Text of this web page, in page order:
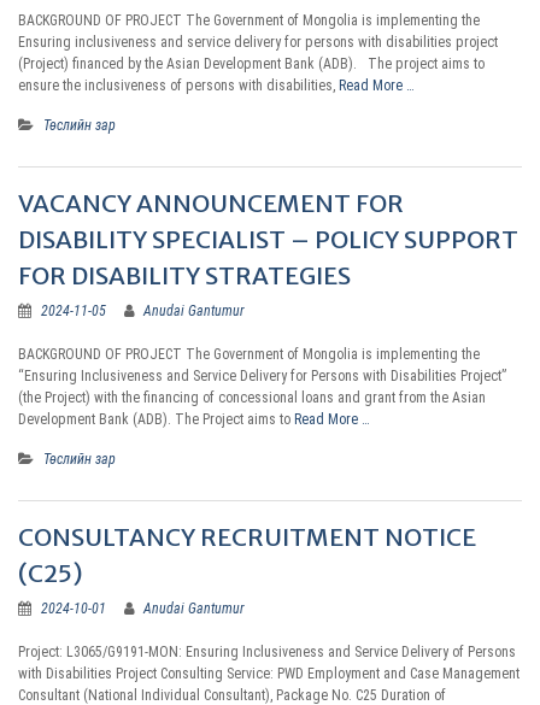
BACKGROUND OF PROJECT The Government of Mongolia is implementing the
Ensuring inclusiveness and service delivery for persons with disabilities project
(Project) financed by the Asian Development Bank (ADB). The project aims to
ensure the inclusiveness of persons with disabilities, Read More …
Төслийн зар
VACANCY ANNOUNCEMENT FOR
DISABILITY SPECIALIST – POLICY SUPPORT
FOR DISABILITY STRATEGIES
2024-11-05 Anudai Gantumur
BACKGROUND OF PROJECT The Government of Mongolia is implementing the
“Ensuring Inclusiveness and Service Delivery for Persons with Disabilities Project”
(the Project) with the financing of concessional loans and grant from the Asian
Development Bank (ADB). The Project aims to Read More …
Төслийн зар
CONSULTANCY RECRUITMENT NOTICE
(C25)
2024-10-01 Anudai Gantumur
Project: L3065/G9191-MON: Ensuring Inclusiveness and Service Delivery of Persons
with Disabilities Project Consulting Service: PWD Employment and Case Management
Consultant (National Individual Consultant), Package No. C25 Duration of